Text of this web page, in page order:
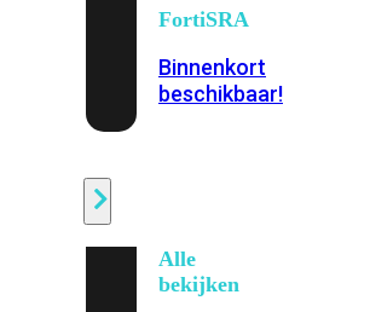
FortiSRA
Binnenkort
beschikbaar!
Alle
bekijken